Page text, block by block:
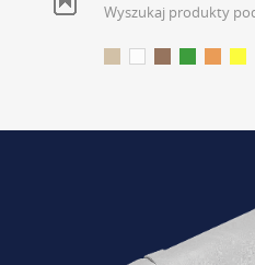
Wyszukaj produkty